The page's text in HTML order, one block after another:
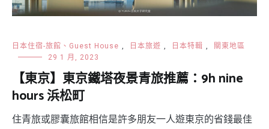
日本住宿-旅館、Guest House , 日本旅遊 , 日本特輯 ,
關東地區
29 1 月, 2023
【東京】東京鐵塔夜景青旅推薦：9h nine
hours 浜松町
住青旅或膠囊旅館相信是許多朋友一人遊東京的省錢最佳